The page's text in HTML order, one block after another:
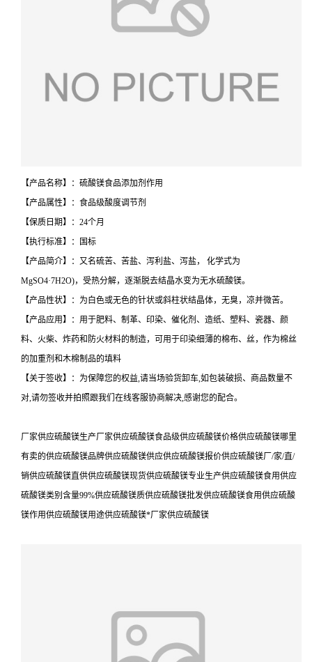
【产品名称】：硫酸镁食品添加剂作用
【产品属性】：食品级酸度调节剂
【保质日期】：24个月
【执行标准】：国标
【产品简介】：又名硫苦、苦盐、泻利盐、泻盐， 化学式为
MgSO4·7H2O)，受热分解，逐渐脱去结晶水变为无水硫酸镁。
【产品性状】：为白色或无色的针状或斜柱状结晶体，无臭，凉并微苦。
【产品应用】：用于肥料、制革、印染、催化剂、造纸、塑料、瓷器、颜
料、火柴、炸药和防火材料的制造，可用于印染细薄的棉布、丝，作为棉丝
的加重剂和木棉制品的填料
【关于签收】：为保障您的权益,请当场验货卸车,如包装破损、商品数量不
对,请勿签收并拍照跟我们在线客服协商解决,感谢您的配合。
厂家供应硫酸镁生产厂家供应硫酸镁食品级供应硫酸镁价格供应硫酸镁哪里
有卖的供应硫酸镁品牌供应硫酸镁供应供应硫酸镁报价供应硫酸镁厂/家/直/
销供应硫酸镁直供供应硫酸镁现货供应硫酸镁专业生产供应硫酸镁食用供应
硫酸镁类别含量99%供应硫酸镁质供应硫酸镁批发供应硫酸镁食用供应硫酸
镁作用供应硫酸镁用途供应硫酸镁*厂家供应硫酸镁